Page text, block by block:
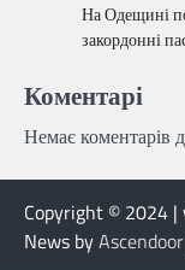
На Одещині
закордонні
Коментарі
Немає коментарів
Copyright © 2024 |
News byAscendoor